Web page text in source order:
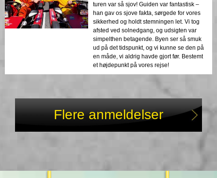
turen var så sjov! Guiden var fantastisk –
han gav os sjove fakta, sørgede for vores
sikkerhed og holdt stemningen let. Vi tog
afsted ved solnedgang, og udsigten var
simpelthen betagende. Byen ser så smuk
ud på det tidspunkt, og vi kunne se den på
en måde, vi aldrig havde gjort før. Bestemt
et højdepunkt på vores rejse!
Flere anmeldelser